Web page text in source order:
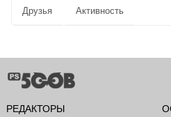
Друзья Активность
РЕДАКТОРЫ